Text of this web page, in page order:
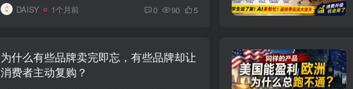
DAISY 1个月前 0 90 5
为什么有些品牌卖完即忘，有些品牌却让
消费者主动复购？